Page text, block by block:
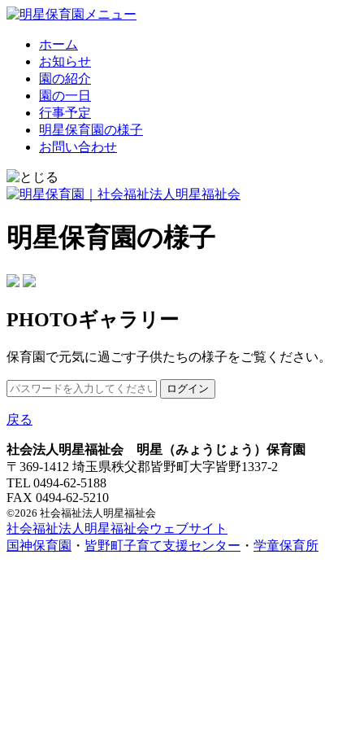
ホーム
お知らせ
園の紹介
園の一日
行事予定
明星保育園の様子
お問い合わせ
明星保育園の様子
PHOTOギャラリー
保育園で元気に過ごす子供たちの様子をご覧ください。
戻る
社会法人明星福祉会 明星（みょうじょう）保育園
〒369-1412 埼玉県秩父郡皆野町大字皆野1337-2
TEL 0494-62-5188
FAX 0494-62-5210
©2026 社会福祉法人明星福祉会
社会福祉法人明星福祉会ウェブサイト
国神保育園 ・ 皆野町子育て支援センター ・ 学童保育所